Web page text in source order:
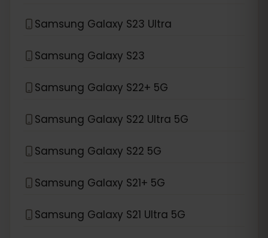
Samsung Galaxy S23 Ultra
Samsung Galaxy S23
Samsung Galaxy S22+ 5G
Samsung Galaxy S22 Ultra 5G
Samsung Galaxy S22 5G
Samsung Galaxy S21+ 5G
Samsung Galaxy S21 Ultra 5G